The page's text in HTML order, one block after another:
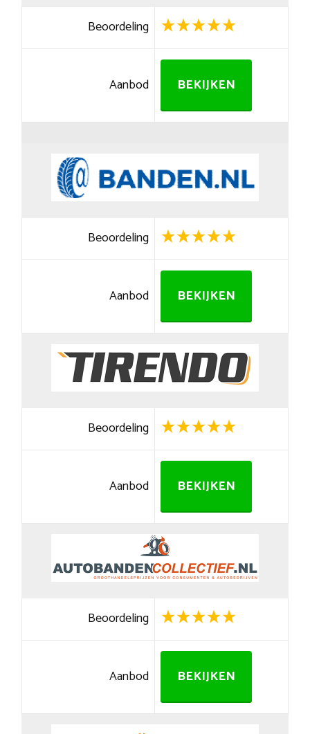
Beoordeling
Aanbod BEKIJKEN
Beoordeling
Aanbod BEKIJKEN
Beoordeling
Aanbod BEKIJKEN
Beoordeling
Aanbod BEKIJKEN